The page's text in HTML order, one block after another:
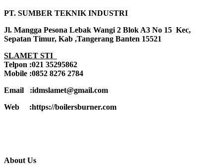
PT. SUMBER TEKNIK INDUSTRI
Jl. Mangga Pesona Lebak Wangi 2 Blok A3 No 15 Kec,
Sepatan Timur, Kab ,Tangerang Banten 15521
SLAMET STI
Telpon :021 35295862
Mobile :0852 8276 2784
Email :idmslamet@gmail.com
Web :https://boilersburner.com
About Us